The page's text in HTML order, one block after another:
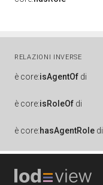
RELAZIONI INVERSE
è core:isAgentOf di
è core:isRoleOf di
è core:hasAgentRole di